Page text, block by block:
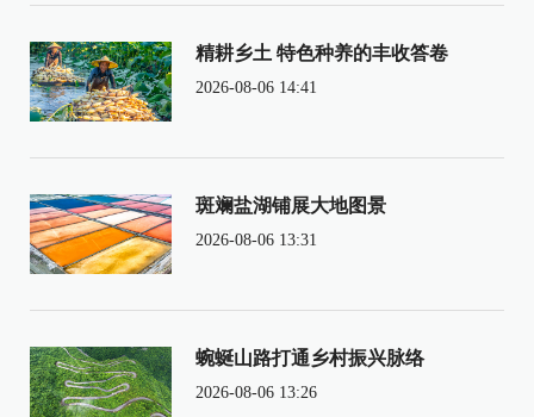
精耕乡土 特色种养的丰收答卷
2026-08-06 14:41
斑斓盐湖铺展大地图景
2026-08-06 13:31
蜿蜒山路打通乡村振兴脉络
2026-08-06 13:26